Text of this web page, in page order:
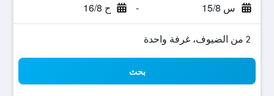
س 15/8 - ح 16/8
2 من الضيوف، غرفة واحدة
بحث